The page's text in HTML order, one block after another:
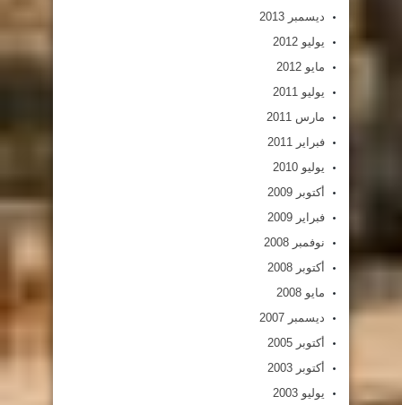
ديسمبر 2013
يوليو 2012
مايو 2012
يوليو 2011
مارس 2011
فبراير 2011
يوليو 2010
أكتوبر 2009
فبراير 2009
نوفمبر 2008
أكتوبر 2008
مايو 2008
ديسمبر 2007
أكتوبر 2005
أكتوبر 2003
يوليو 2003